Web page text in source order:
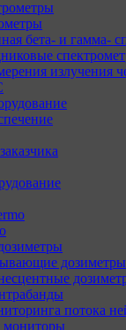
бета- и гамма-
излучения
дозиметры
потока
мониторы